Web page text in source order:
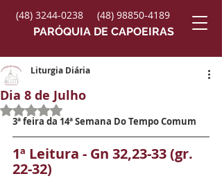
(48) 3244-0238
(48) 98850-4189
PARÓQUIA DE CAPOEIRAS
Dia 8 de Julho
Liturgia Diária
Avaliado com NaN de 5 estrelas.
3ª feira da 14ª Semana Do Tempo Comum
1ª Leitura - Gn 32,23-33 (gr.
22-32)